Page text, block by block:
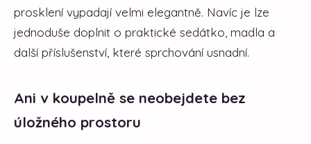
prosklení vypadají velmi elegantně. Navíc je lze
jednoduše doplnit o praktické sedátko, madla a
další příslušenství, které sprchování usnadní.
Ani v koupelně se neobejdete bez
úložného prostoru